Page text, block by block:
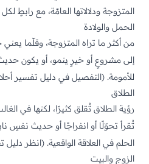
المتزوجة ودلالاتها العامّة، مع رابطٍ
الحمل والولادة
من أكثر ما تراه المتزوجة، وقلّما يعني
إلى مشروعٍ أو خيرٍ ينمو، أو يكون
للأمومة. (التفصيل في دليل تفسير
الطلاق
رؤية الطلاق تُقلق كثيرًا، لكنها في
تُقرأ تحوّلًا أو انفراجًا أو حديث نفسٍ
الحلم في العلاقة الواقعية. (انظر دليل
الزوج والبيت